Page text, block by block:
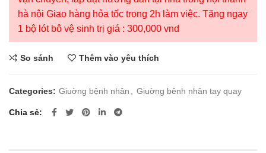
hà nội Giao hàng hỏa tốc trong 2h làm việc. Tặng ngay
1 bộ lót bô vệ sinh trị giá : 300,000 vnd
So sánh Thêm vào yêu thích
Categories: Giuờng bệnh nhân Giuờng bênh nhân tay quay
Chia sẻ